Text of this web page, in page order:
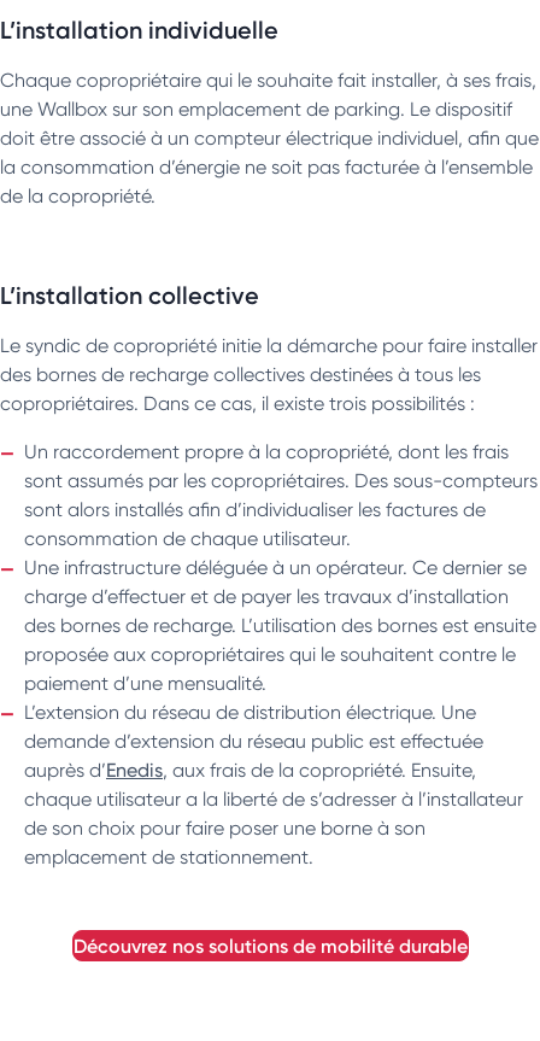
L’installation individuelle
Chaque copropriétaire qui le souhaite fait installer, à ses frais,
une Wallbox sur son emplacement de parking. Le dispositif
doit être associé à un compteur électrique individuel, afin que
la consommation d’énergie ne soit pas facturée à l’ensemble
de la copropriété.
L’installation collective
Le syndic de copropriété initie la démarche pour faire installer
des bornes de recharge collectives destinées à tous les
copropriétaires. Dans ce cas, il existe trois possibilités :
Un raccordement propre à la copropriété, dont les frais
sont assumés par les copropriétaires. Des sous-compteurs
sont alors installés afin d’individualiser les factures de
consommation de chaque utilisateur.
Une infrastructure déléguée à un opérateur. Ce dernier se
charge d’effectuer et de payer les travaux d’installation
des bornes de recharge. L’utilisation des bornes est ensuite
proposée aux copropriétaires qui le souhaitent contre le
paiement d’une mensualité.
L’extension du réseau de distribution électrique. Une
demande d’extension du réseau public est effectuée
auprès d’Enedis, aux frais de la copropriété. Ensuite,
chaque utilisateur a la liberté de s’adresser à l’installateur
de son choix pour faire poser une borne à son
emplacement de stationnement.
découvrez nos solutions de mobilité durable